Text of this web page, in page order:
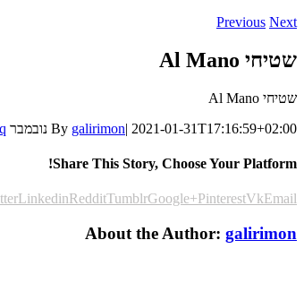
Previous Next
שטיחי Al Mano
שטיחי Al Mano
By galirimon| 2021-01-31T17:16:59+02:00 נובמבר 29th, 2013
Share This Story, Choose Your Platform!
LinkedinRedditTumblrGoogle+PinterestVkEmail
About the Author: galirimon